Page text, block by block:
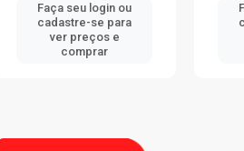
Faça seu login ou
cadastre-se para
ver preços e
comprar